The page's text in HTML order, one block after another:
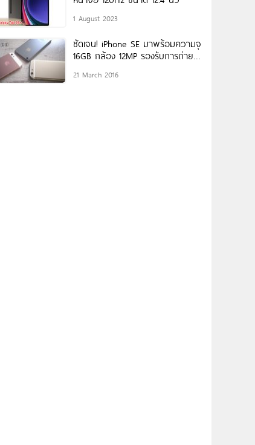
1 August 2023
ชัดเจน! iPhone SE มาพร้อมความจุ
16GB กล้อง 12MP รองรับการถ่าย
21 March 2016